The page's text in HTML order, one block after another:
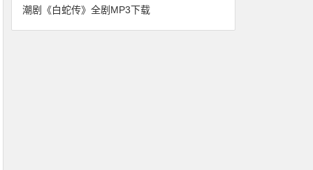
潮剧《白蛇传》全剧MP3下载